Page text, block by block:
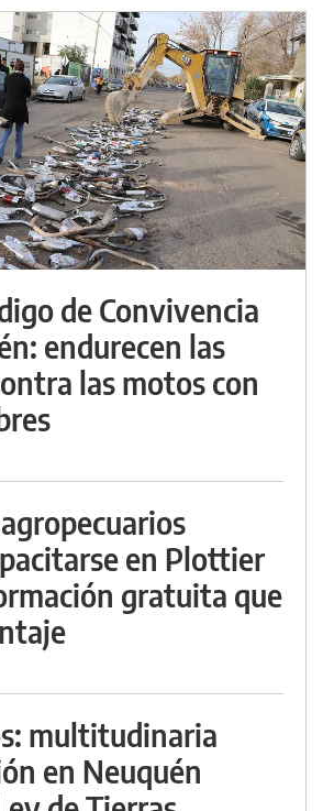
de Convivencia
endurecen las
las motos con
en Plottier
gratuita que
multitudinaria
en Neuquén